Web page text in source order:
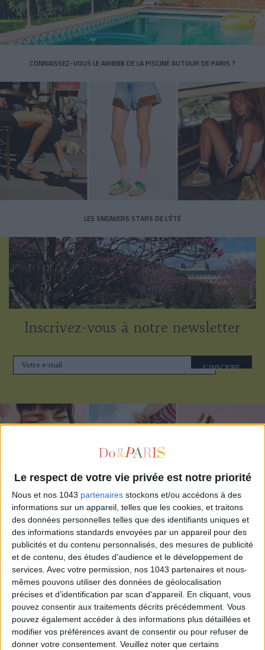
Le respect de votre vie privée est notre priorité
Nous et nos 1043 partenaires stockons et/ou accédons à des
informations sur un appareil, telles que les cookies, et traitons
des données personnelles telles que des identifiants uniques et
des informations standards envoyées par un appareil pour des
publicités et du contenu personnalisés, des mesures de publicité
et de contenu, des études d'audience et le développement de
services. Avec votre permission, nos 1043 partenaires et nous-
mêmes pouvons utiliser des données de géolocalisation
précises et d’identification par scan d'appareil. En cliquant, vous
pouvez consentir aux traitements décrits précédemment. Vous
pouvez également accéder à des informations plus détaillées et
modifier vos préférences avant de consentir ou pour refuser de
donner votre consentement. Veuillez noter que certains
CONNAISSEZ-VOUS LE AIRBNB DE LA PISCINE AUTOUR DE PARIS ?
LES SNEAKERS STARS DE L’ÉTÉ
Inscrivez-vous à notre newsletter
S'INSCRIRE
ADOPT PARFUMS RÉVOLUTIONNE LA PARFUMERIE MADE IN FRANCE À PETIT PRIX